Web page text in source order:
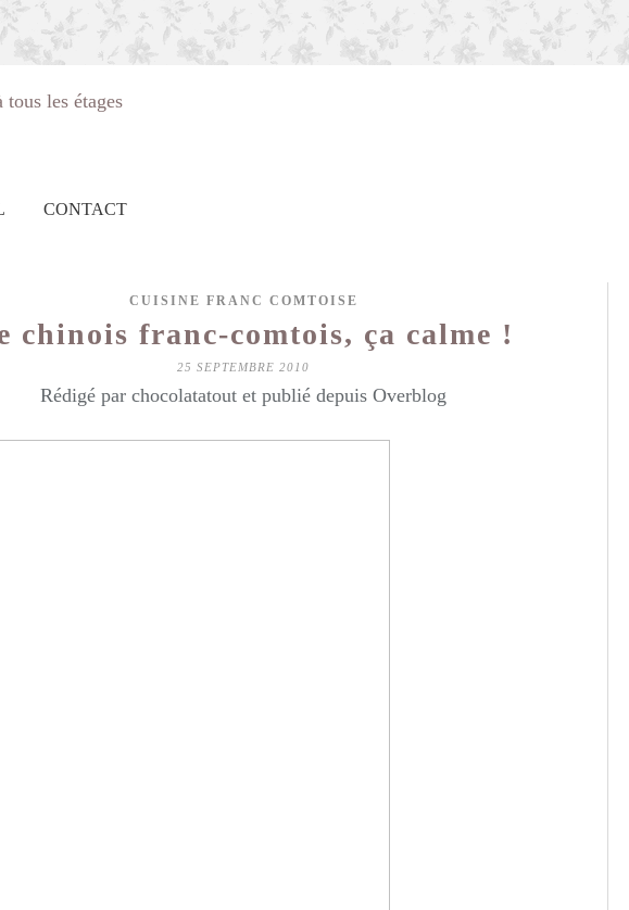
CONTACT
CUISINE FRANC COMTOISE
chinois franc-comtois, ça calme !
25 SEPTEMBRE 2010
Rédigé par chocolatatout et publié depuis Overblog